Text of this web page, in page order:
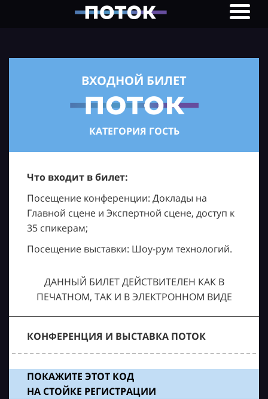
ВХОДНОЙ БИЛЕТ
КАТЕГОРИЯ ГОСТЬ
Что входит в билет:
Посещение конференции: Доклады на
Главной сцене и Экспертной сцене, доступ к
35 спикерам;
Посещение выставки: Шоу-рум технологий.
ДАННЫЙ БИЛЕТ ДЕЙСТВИТЕЛЕН КАК В
ПЕЧАТНОМ, ТАК И В ЭЛЕКТРОННОМ ВИДЕ
КОНФЕРЕНЦИЯ И ВЫСТАВКА ПОТОК
ПОКАЖИТЕ ЭТОТ КОД
НА СТОЙКЕ РЕГИСТРАЦИИ